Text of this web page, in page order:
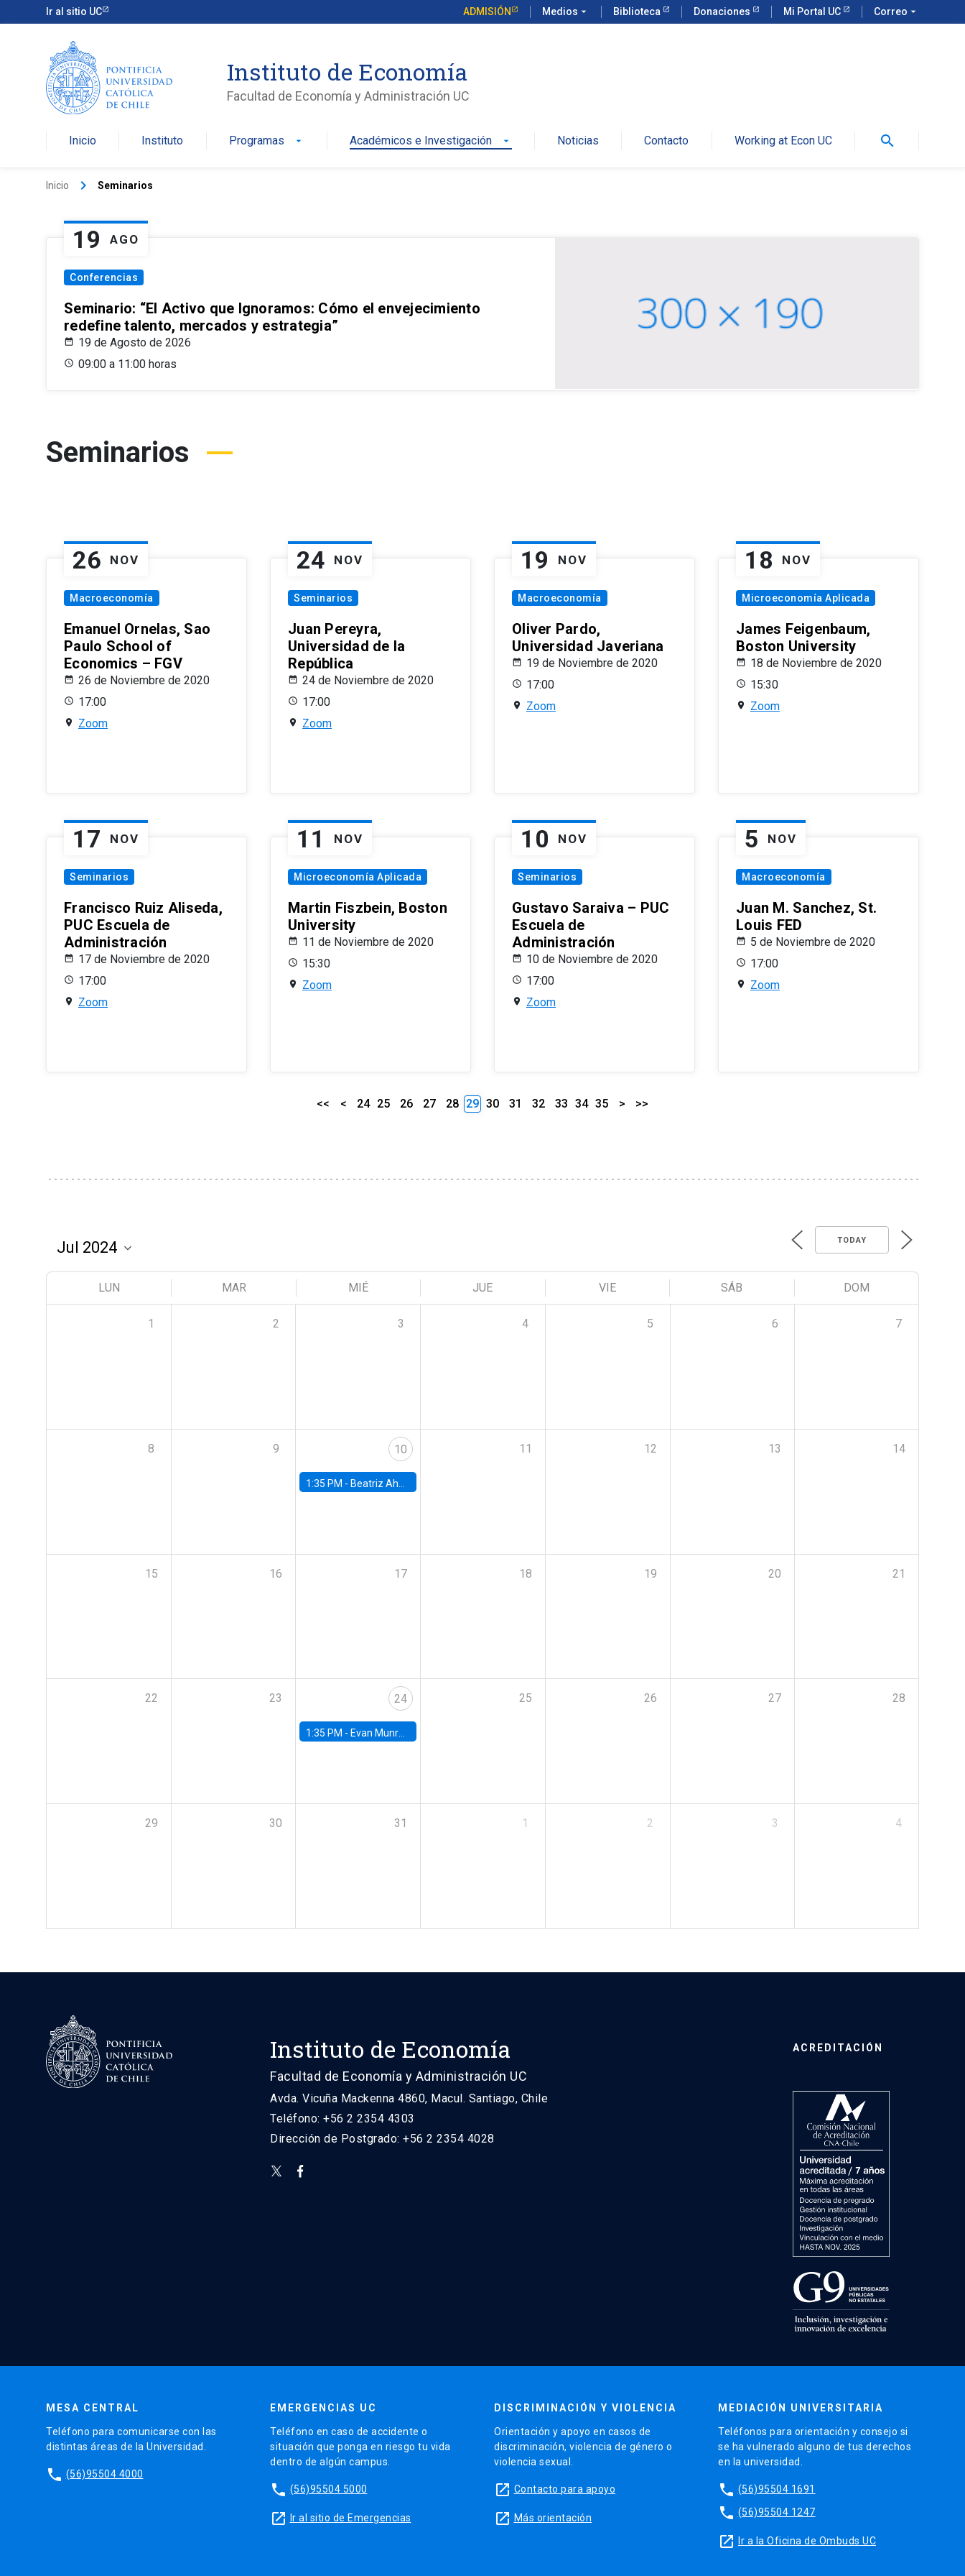
Ir al sitio UC ADMISIÓN Medios arrow_drop_down Biblioteca Donaciones Mi Portal UC Correo arrow_drop_down
Instituto de Economía
Facultad de Economía y Administración UC
Inicio Instituto Programas arrow_drop_down Académicos e Investigación arrow_drop_down Noticias Contacto Working at Econ UC search
Inicio keyboard_arrow_right Seminarios
19 AGO
Conferencias
Seminario: “El Activo que Ignoramos: Cómo el envejecimiento
redefine talento, mercados y estrategia”
19 de Agosto de 2026
09:00 a 11:00 horas
Seminarios
26 NOV
Macroeconomía
Emanuel Ornelas, Sao
Paulo School of
Economics – FGV
26 de Noviembre de 2020
17:00
Zoom
24 NOV
Seminarios
Juan Pereyra,
Universidad de la
República
24 de Noviembre de 2020
17:00
Zoom
19 NOV
Macroeconomía
Oliver Pardo,
Universidad Javeriana
19 de Noviembre de 2020
17:00
Zoom
18 NOV
Microeconomía Aplicada
James Feigenbaum,
Boston University
18 de Noviembre de 2020
15:30
Zoom
17 NOV
Seminarios
Francisco Ruiz Aliseda,
PUC Escuela de
Administración
17 de Noviembre de 2020
17:00
Zoom
11 NOV
Microeconomía Aplicada
Martin Fiszbein, Boston
University
11 de Noviembre de 2020
15:30
Zoom
10 NOV
Seminarios
Gustavo Saraiva – PUC
Escuela de
Administración
10 de Noviembre de 2020
17:00
Zoom
5 NOV
Macroeconomía
Juan M. Sanchez, St.
Louis FED
5 de Noviembre de 2020
17:00
Zoom
<< < 24 25 26 27 28 29 30 31 32 33 34 35 > >>
TODAY
LUN MAR MIÉ JUE VIE SÁB DOM
1 2 3 4 5 6 7
8 9 10
1:35 PM - Beatriz Ahumada, PhD candidate, Universidad de Pittsburgh
11 12 13 14
15 16 17 18 19 20 21
22 23 24
1:35 PM - Evan Munro, Neyman Visiting Assistant Professor in the Department of Statistics at UC Berkeley
25 26 27 28
29 30 31 1 2 3 4
Instituto de Economía
Facultad de Economía y Administración UC
Avda. Vicuña Mackenna 4860, Macul. Santiago, Chile
Teléfono: +56 2 2354 4303
Dirección de Postgrado: +56 2 2354 4028
ACREDITACIÓN
MESA CENTRAL
Teléfono para comunicarse con las
distintas áreas de la Universidad.
phone (56)95504 4000
EMERGENCIAS UC
Teléfono en caso de accidente o
situación que ponga en riesgo tu vida
dentro de algún campus.
phone (56)95504 5000
launch Ir al sitio de Emergencias
DISCRIMINACIÓN Y VIOLENCIA
Orientación y apoyo en casos de
discriminación, violencia de género o
violencia sexual.
launch Contacto para apoyo
launch Más orientación
MEDIACIÓN UNIVERSITARIA
Teléfonos para orientación y consejo si
se ha vulnerado alguno de tus derechos
en la universidad.
phone (56)95504 1691
phone (56)95504 1247
launch Ir a la Oficina de Ombuds UC